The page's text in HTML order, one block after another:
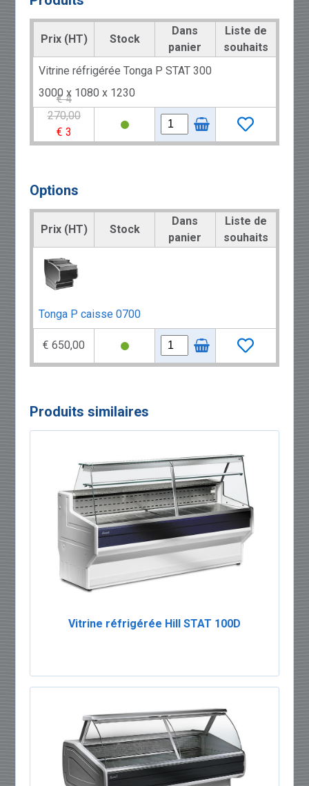
Prix (HT) Stock
Dans
panier
Liste de
souhaits
Vitrine réfrigérée Tonga P STAT 300
3000 x 1080 x 1230
€ 4
270,00
€ 3
850,00
Options
Prix (HT) Stock
Dans
panier
Liste de
souhaits
Tonga P caisse 0700
€ 650,00
Produits similaires
Vitrine réfrigérée Hill STAT 100D